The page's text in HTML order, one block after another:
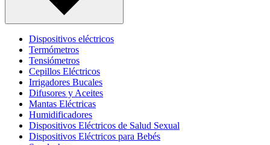
Dispositivos eléctricos
Termómetros
Tensiómetros
Cepillos Eléctricos
Irrigadores Bucales
Difusores y Aceites
Mantas Eléctricas
Humidificadores
Dispositivos Eléctricos de Salud Sexual
Dispositivos Eléctricos para Bebés